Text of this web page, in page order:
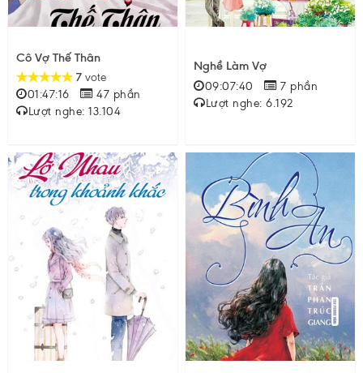
Cô Vợ Thế Thân
7 vote
01:47:16
47 phần
Lượt nghe: 13.104
Nghề Làm Vợ
09:07:40
7 phần
Lượt nghe: 6.192